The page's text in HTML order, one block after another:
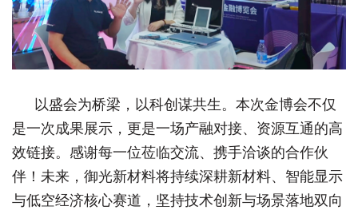
以盛会为桥梁，以科创谋共生。本次金博会不仅
是一次成果展示，更是一场产融对接、资源互通的高
效链接。感谢每一位莅临交流、携手洽谈的合作伙
伴！未来，御光新材料将持续深耕新材料、智能显示
与低空经济核心赛道，坚持技术创新与场景落地双向